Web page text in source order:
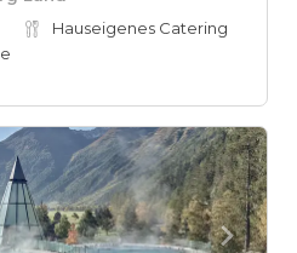
Hauseigenes Catering